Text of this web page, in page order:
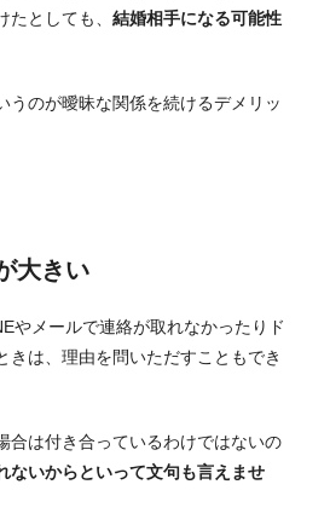
としても、 結婚相手になる可能性
うのが曖昧な関係を続けるデメリッ
大きい
やメールで連絡が取れなかったりド
きは、理由を問いただすこともでき
合は付き合っているわけではないの
ないからといって文句も言えませ